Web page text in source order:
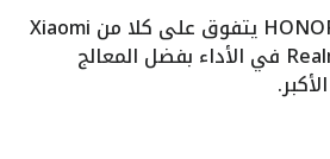
: هاتف HONOR X5b يتفوق على كلا من Xiaomi
Redmi A1 و Realme C11 في الأداء بفضل المعالج